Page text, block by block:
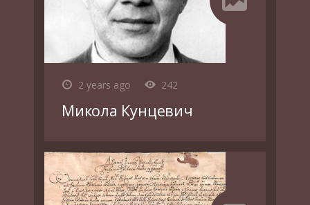
2 years ago 242
Микола Кунцевич